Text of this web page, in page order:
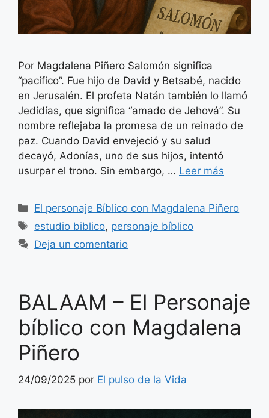
Por Magdalena Piñero Salomón significa
“pacífico”. Fue hijo de David y Betsabé, nacido
en Jerusalén. El profeta Natán también lo llamó
Jedidías, que significa “amado de Jehová”. Su
nombre reflejaba la promesa de un reinado de
paz. Cuando David envejeció y su salud
decayó, Adonías, uno de sus hijos, intentó
usurpar el trono. Sin embargo, … Leer más
Categorías
El personaje Bíblico con Magdalena Piñero
Etiquetas
estudio biblico, personaje bíblico
Deja un comentario
BALAAM – El Personaje
bíblico con Magdalena
Piñero
24/09/2025 por El pulso de la Vida